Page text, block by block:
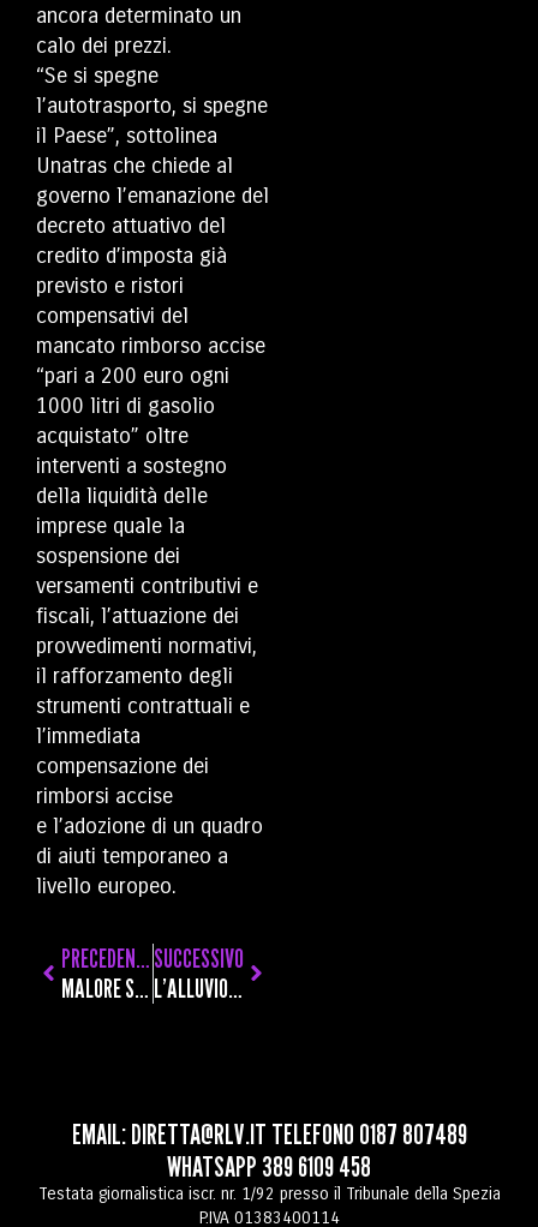
ancora determinato un
calo dei prezzi.
“Se si spegne
l’autotrasporto, si spegne
il Paese”, sottolinea
Unatras che chiede al
governo l’emanazione del
decreto attuativo del
credito d’imposta già
previsto e ristori
compensativi del
mancato rimborso accise
“pari a 200 euro ogni
1000 litri di gasolio
acquistato” oltre
interventi a sostegno
della liquidità delle
imprese quale la
sospensione dei
versamenti contributivi e
fiscali, l’attuazione dei
provvedimenti normativi,
il rafforzamento degli
strumenti contrattuali e
l’immediata
compensazione dei
rimborsi accise
e l’adozione di un quadro
di aiuti temporaneo a
livello europeo.
PRECEDENTE
MALORE SULLE APUANE, ESCURSIONISTA SPEZZINO DI 72 ANNI RECUPERATO IN VETTA CON L’ELICOTTERO
SUCCESSIVO
L’ALLUVIONE DISTRUSSE STUDIO E STRUMENTI, 15 ANNI DOPO I DESAD PUBBLICANO UN EP “SOPRAVVISSUTO”
EMAIL:DIRETTA@RLV.IT TELEFONO 0187 807489
WHATSAPP 389 6109 458
Testata giornalistica iscr. nr. 1/92 presso il Tribunale della Spezia
P.IVA 01383400114